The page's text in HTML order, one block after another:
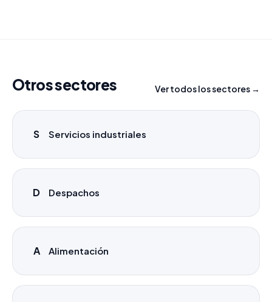
Otros sectores Ver todos los sectores →
S Servicios industriales
D Despachos
A Alimentación